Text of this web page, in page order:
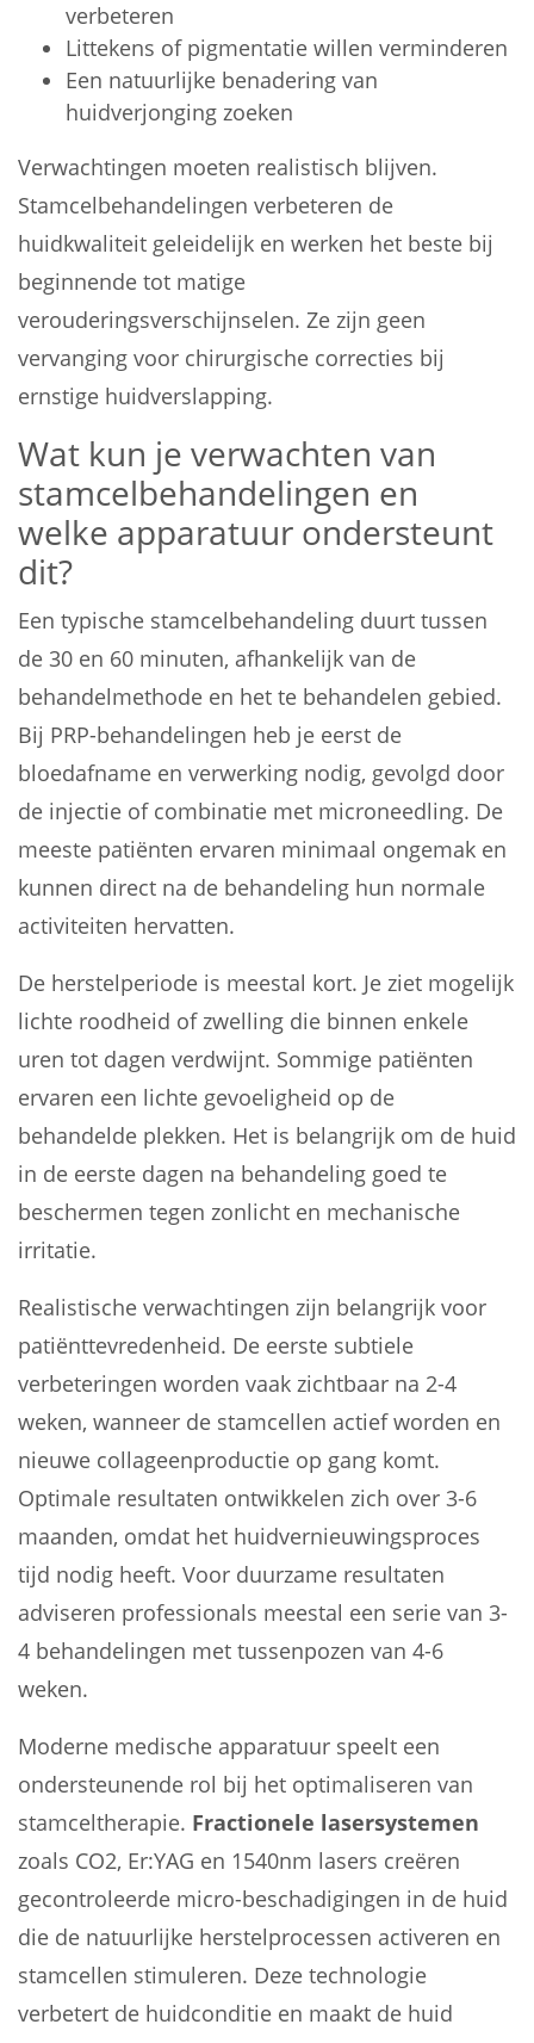
verbeteren
Littekens of pigmentatie willen verminderen
Een natuurlijke benadering van
huidverjonging zoeken
Verwachtingen moeten realistisch blijven.
Stamcelbehandelingen verbeteren de
huidkwaliteit geleidelijk en werken het beste bij
beginnende tot matige
verouderingsverschijnselen. Ze zijn geen
vervanging voor chirurgische correcties bij
ernstige huidverslapping.
Wat kun je verwachten van
stamcelbehandelingen en
welke apparatuur ondersteunt
dit?
Een typische stamcelbehandeling duurt tussen
de 30 en 60 minuten, afhankelijk van de
behandelmethode en het te behandelen gebied.
Bij PRP-behandelingen heb je eerst de
bloedafname en verwerking nodig, gevolgd door
de injectie of combinatie met microneedling. De
meeste patiënten ervaren minimaal ongemak en
kunnen direct na de behandeling hun normale
activiteiten hervatten.
De herstelperiode is meestal kort. Je ziet mogelijk
lichte roodheid of zwelling die binnen enkele
uren tot dagen verdwijnt. Sommige patiënten
ervaren een lichte gevoeligheid op de
behandelde plekken. Het is belangrijk om de huid
in de eerste dagen na behandeling goed te
beschermen tegen zonlicht en mechanische
irritatie.
Realistische verwachtingen zijn belangrijk voor
patiënttevredenheid. De eerste subtiele
verbeteringen worden vaak zichtbaar na 2-4
weken, wanneer de stamcellen actief worden en
nieuwe collageenproductie op gang komt.
Optimale resultaten ontwikkelen zich over 3-6
maanden, omdat het huidvernieuwingsproces
tijd nodig heeft. Voor duurzame resultaten
adviseren professionals meestal een serie van 3-
4 behandelingen met tussenpozen van 4-6
weken.
Moderne medische apparatuur speelt een
ondersteunende rol bij het optimaliseren van
stamceltherapie. Fractionele lasersystemen
zoals CO2, Er:YAG en 1540nm lasers creëren
gecontroleerde micro-beschadigingen in de huid
die de natuurlijke herstelprocessen activeren en
stamcellen stimuleren. Deze technologie
verbetert de huidconditie en maakt de huid